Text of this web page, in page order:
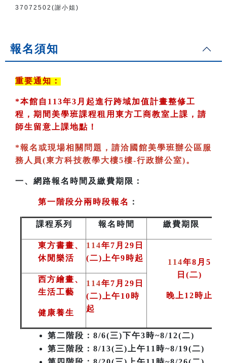
37072502(謝小姐)
報名須知
重要通知：
*本館自113年3月起進行跨域加值計畫整修工
程，期間美學班課程租用東方工商教室
上課，請
師生留意上課地點！
*報名或現場相關問題，請洽國館美學班辦公區服
務人員(東方科技教學大樓5樓-行政辦公室)。
一、 網路報名時間及繳費期限：
第一階段分兩時段報名 ：
課程系列 報名時間 繳費期限
東方書畫、
休閒樂活
114年7月29日
(二)上午9時起
114年8月5
日(二)
晚上12時止
西方繪畫、
生活工藝
健康養生
114年7月29日
(二)上午10時
起
第二階段 ：8/6(三)下午3時~8/12(二)
第三階段 ：8/13(三)上午11時~8/19(二)